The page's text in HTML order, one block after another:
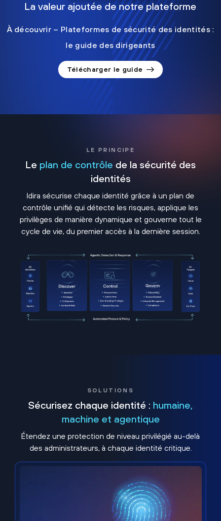
La valeur ajoutée de notre plateforme
À découvrir – Plateformes de sécurité des identités :
le guide des dirigeants
Télécharger le guide
LE PRINCIPE
Le plan de contrôle de la sécurité des
identités
Idira sécurise chaque identité grâce à un plan de
contrôle unifié qui détecte les risques, applique les
privilèges de manière dynamique et gouverne tout le
cycle de vie, du premier accès à la dernière session.
SOLUTIONS
Sécurisez chaque identité : humaine,
machine et agentique
Étendez une protection de niveau privilégié au-delà
des administrateurs, à chaque identité critique.